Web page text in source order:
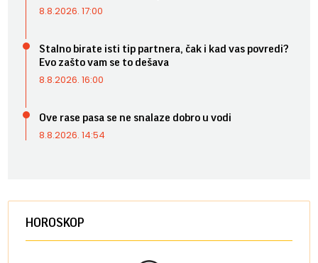
8.8.2026. 17:00
Stalno birate isti tip partnera, čak i kad vas povredi?
Evo zašto vam se to dešava
8.8.2026. 16:00
Ove rase pasa se ne snalaze dobro u vodi
8.8.2026. 14:54
HOROSKOP